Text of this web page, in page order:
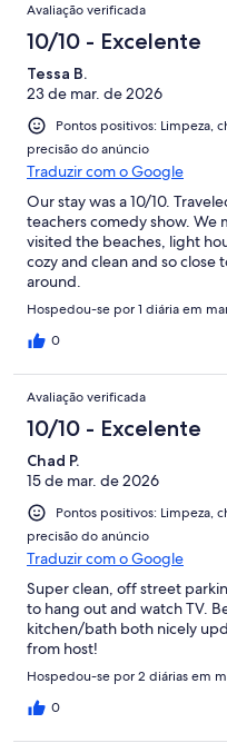
Avaliação verificada
10/10 - Excelente
Tessa B.
23 de mar. de 2026
Pontos positivos: Limpeza,
precisão do anúncio
Traduzir com o Google
Our stay was a 10/10.
teachers comedy show. We
visited the beaches, light
cozy and clean and so
around.
Hospedou-se por 1 diária em
0
Avaliação verificada
10/10 - Excelente
Chad P.
15 de mar. de 2026
Pontos positivos: Limpeza,
precisão do anúncio
Traduzir com o Google
Super clean, off street
to hang out and watch TV.
kitchen/bath both nicely
from host!
Hospedou-se por 2 diárias em
0